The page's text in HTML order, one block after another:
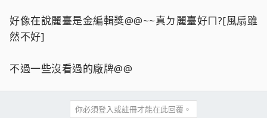
好像在說麗臺是金編輯獎@@~~真ㄉ麗臺好ㄇ?[風扇雖
然不好]
不過一些沒看過的廠牌@@
你必須登入或註冊才能在此回覆。